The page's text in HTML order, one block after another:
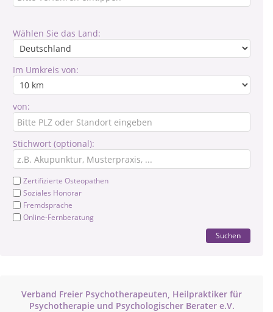
Wählen Sie das Land:
Im Umkreis von:
von:
Stichwort (optional):
Zertifizierte Osteopathen
Soziales Honorar
Fremdsprache
Online-Fernberatung
Suchen
Verband Freier Psychotherapeuten, Heilpraktiker für
Psychotherapie und Psychologischer Berater e.V.